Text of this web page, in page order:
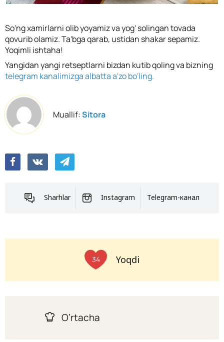
So'ng xamirlarni olib yoyamiz va yog' solingan tovada
qovurib olamiz. Ta'bga qarab, ustidan shakar sepamiz.
Yoqimli ishtaha!
Yangidan yangi retseptlarni bizdan kutib qoling va bizning
telegram kanalimizga albatta a'zo bo'ling.
Muallif:Sitora
Sharhlar Instagram Telegram-канал
34 Yoqdi
O’rtacha